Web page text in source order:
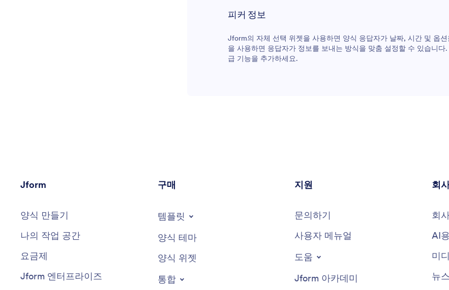
피커 정보
Jform의 자체 선택 위젯을 사용하면 양식 응답자가 날짜, 시간 및 옵
을 사용하면 응답자가 정보를 보내는 방식을 맞춤 설정할 수 있습니
급 기능을 추가하세요.
Jform
양식 만들기
나의 작업 공간
요금제
Jform 엔터프라이즈
구매
템플릿
양식 테마
양식 위젯
통합
지원
문의하기
사용자 메뉴얼
도움
Jform 아카데미
회
회
AI
미
뉴